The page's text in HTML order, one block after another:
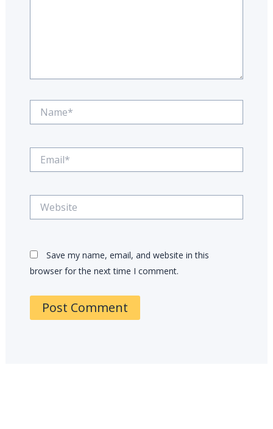
Save my name, email, and website in this
browser for the next time I comment.